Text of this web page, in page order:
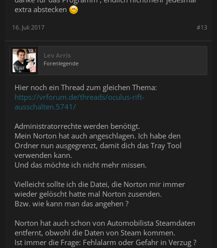
extra abstecken
#13
16. Juli 2017
Lev Arris
Forenlegende
Hier noch ein Thread zum gleichen Thema:
https://vrforum.de/threads/oculus-rift-
ausschalten.5741/
Administratorrechte werden benötigt.
Mein Norton hat auch angeschlagen. Ich habe den
Ordner nun ausgegrenzt, damit dich das Tray Tool
verwenden kann.
Und das möchte ich nicht mehr missen.
Vielleicht sollte ich die Datei, die Norton mir immer
wieder gelöscht hatte mal Norton zusenden.
Bzw. wie kann man das angehen ?
Norton hat auch schon von Automobilista Steamdaten
entfernt, obwohl die Daten von Steam kommen.
Ist immer die Frage: Fehlalarm oder Gefahr in Verzug ?